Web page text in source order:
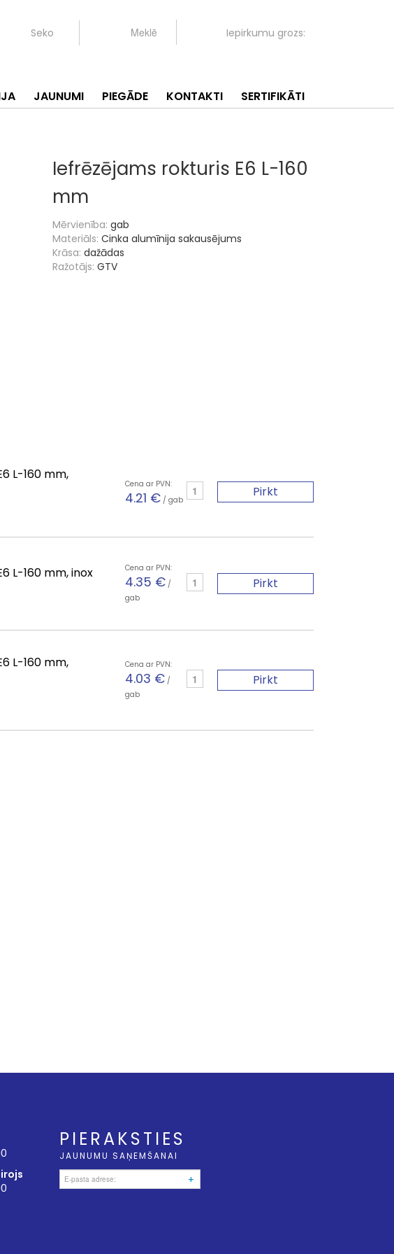
Seko Iepirkumu grozs:
JAUNUMI PIEGĀDE KONTAKTI SERTIFIKĀTI
Iefrēzējams rokturis E6 L-160
mm
Mērvienība: gab
Materiāls: Cinka alumīnija sakausējums
Krāsa: dažādas
Ražotājs: GTV
L-160 mm,
Cena ar PVN:
4.21 € / gab
Pirkt
L-160 mm, inox Cena ar PVN:
4.35 € /
gab
Pirkt
L-160 mm,
Cena ar PVN:
4.03 € /
gab
Pirkt
PIERAKSTIES
JAUNUMU SAŅEMŠANAI
+